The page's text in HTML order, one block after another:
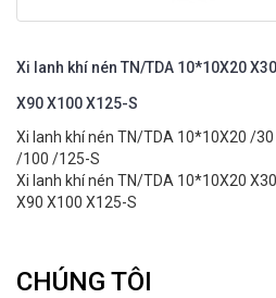
Xi lanh khí nén TN/TDA 10*10X20
X90 X100 X125-S
Xi lanh khí nén TN/TDA 10*10X20 /
/100 /125-S
Xi lanh khí nén TN/TDA 10*10X20
X90 X100 X125-S
CHÚNG TÔI